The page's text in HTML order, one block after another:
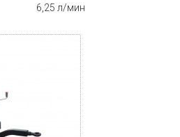
6,25 л/мин